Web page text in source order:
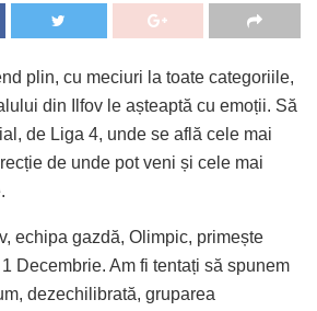
plin, cu meciuri la toate categoriile,
din Ilfov le așteaptă cu emoții. Să
de Liga 4, unde se află cele mai
de unde pot veni și cele mai
echipa gazdă, Olimpic, primește
Decembrie. Am fi tentați să spunem
dezechilibrată, gruparea